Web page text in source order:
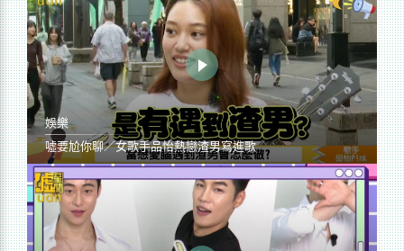
娛樂
噓要尬你聊／女歌手品怡熱戀渣男寫進歌